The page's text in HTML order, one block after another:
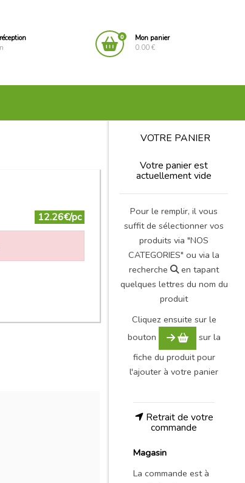
0
Mon panier
0.00 €
12.26€/pc
VOTRE PANIER
Votre panier est
actuellement vide
Pour le remplir, il vous
suffit de sélectionner vos
produits via "NOS
CATEGORIES" ou via la
recherche
en tapant
quelques lettres du nom du
produit
Cliquez ensuite sur le
bouton
sur la
fiche du produit pour
l'ajouter à votre panier
Retrait de votre
commande
Magasin
La commande est à